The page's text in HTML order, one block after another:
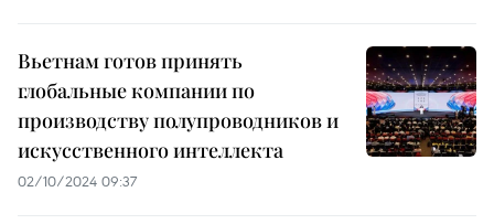
Вьетнам готов принять
глобальные компании по
производству полупроводников и
искусственного интеллекта
02/10/2024 09:37